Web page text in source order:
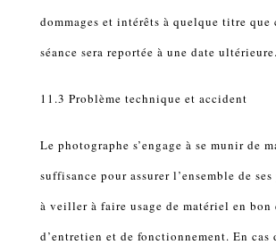
dommages et intérêts à quelque titre que
séance sera reportée à une date ultérieure.
11.3 Problème technique et accident
Le photographe s’engage à se munir de
suffisance pour assurer l’ensemble de
à veiller à faire usage de matériel en bon
d’entretien et de fonctionnement. En cas